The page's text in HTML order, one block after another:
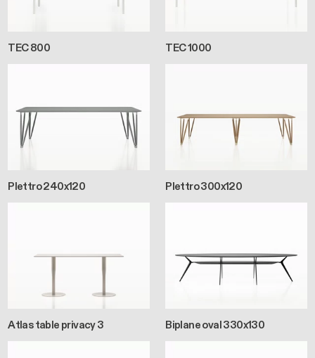
TEC 800 TEC 1000
Plettro 240x120 Plettro 300x120
Atlas table privacy 3 Biplane oval 330x130